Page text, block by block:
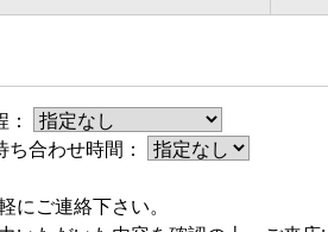
ち合わせ時間：
にご連絡下さい。